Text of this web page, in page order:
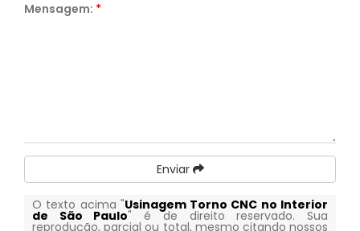
Mensagem: *
Enviar
O texto acima "Usinagem Torno CNC no Interior
de São Paulo" é de direito reservado. Sua
reprodução, parcial ou total, mesmo citando nossos